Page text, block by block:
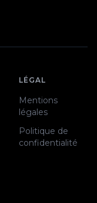
LÉGAL
Mentions
légales
Politique de
confidentialité